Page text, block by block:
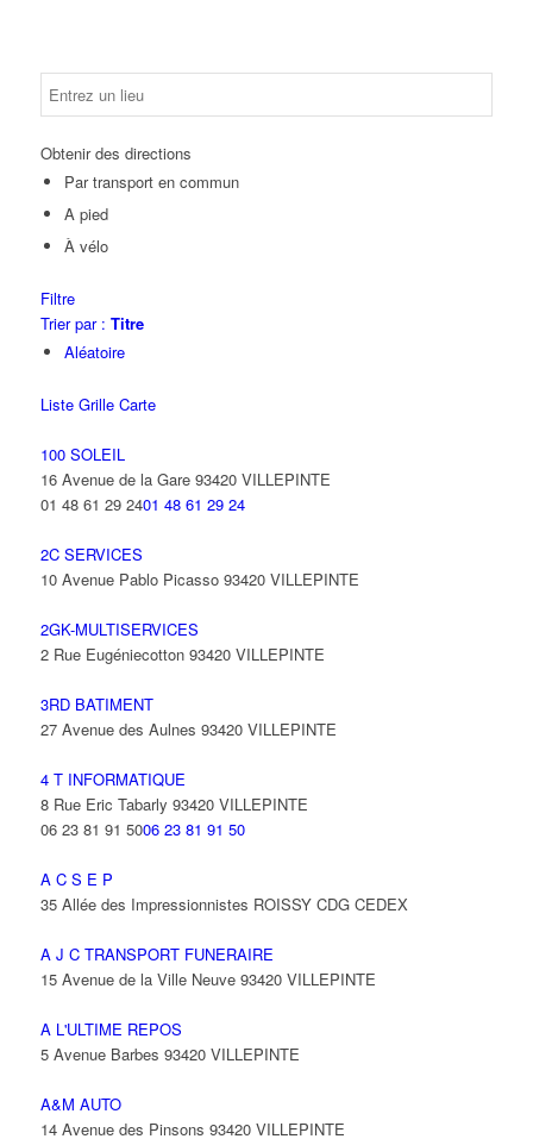
Obtenir des directions
Par transport en commun
A pied
À vélo
Filtre
Trier par : Titre
Aléatoire
Liste Grille Carte
100 SOLEIL
16 Avenue de la Gare 93420 VILLEPINTE
01 48 61 29 2401 48 61 29 24
2C SERVICES
10 Avenue Pablo Picasso 93420 VILLEPINTE
2GK-MULTISERVICES
2 Rue Eugéniecotton 93420 VILLEPINTE
3RD BATIMENT
27 Avenue des Aulnes 93420 VILLEPINTE
4 T INFORMATIQUE
8 Rue Eric Tabarly 93420 VILLEPINTE
06 23 81 91 5006 23 81 91 50
A C S E P
35 Allée des Impressionnistes ROISSY CDG CEDEX
A J C TRANSPORT FUNERAIRE
15 Avenue de la Ville Neuve 93420 VILLEPINTE
A L'ULTIME REPOS
5 Avenue Barbes 93420 VILLEPINTE
A&M AUTO
14 Avenue des Pinsons 93420 VILLEPINTE